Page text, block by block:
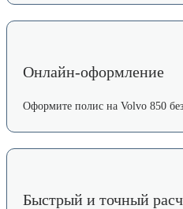
Онлайн-оформление
Оформите полис на Volvo 850
Быстрый и точный